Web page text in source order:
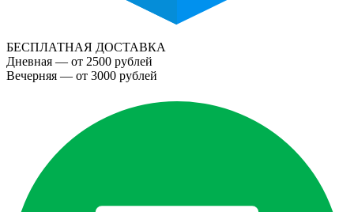
БЕСПЛАТНАЯ ДОСТАВКА
Дневная — от 2500 рублей
Вечерняя — от 3000 рублей